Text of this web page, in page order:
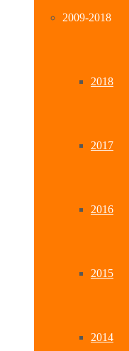
2009-2018
2018
2017
2016
2015
2014